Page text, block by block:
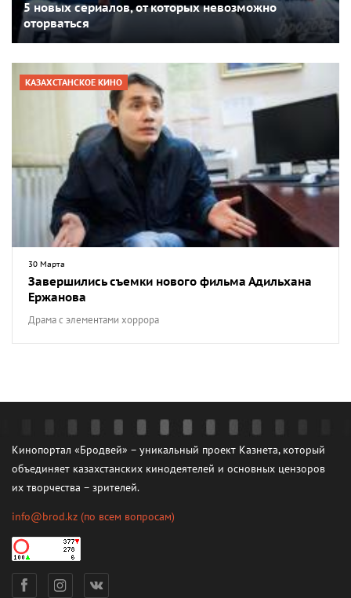
5 новых сериалов, от которых невозможно
оторваться
КАЗАХСТАНСКОЕ КИНО
30 Марта
Завершились съемки нового фильма Адильхана
Ержанова
Драма с элементами хоррора
Кинопортал «Бродвей» – уникальный проект Казнета, который
объединяет казахстанских кинодеятелей и основных цензоров
их творчества – зрителей.
info@brod.kz (по всем вопросам)